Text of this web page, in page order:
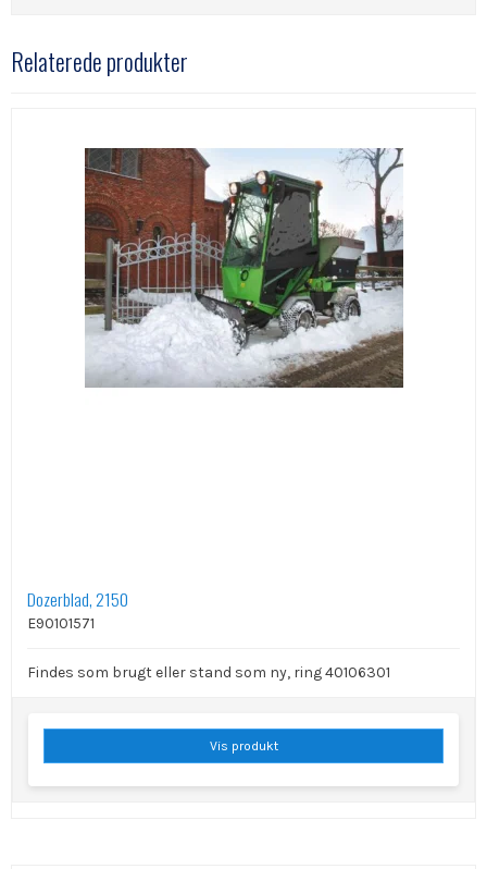
Relaterede produkter
Dozerblad, 2150
E90101571
Findes som brugt eller stand som ny, ring 40106301
Vis produkt